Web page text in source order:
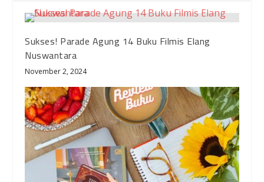
Sukses! Parade Agung 14 Buku Filmis Elang
Nuswantara
November 2, 2024